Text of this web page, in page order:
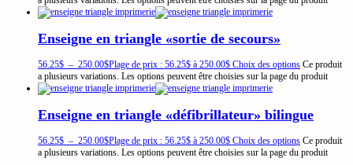
Enseigne en triangle «sortie de secours»
56.25$ – 250.00$Plage de prix : 56.25$ à 250.00$ Choix des options Ce produit
a plusieurs variations. Les options peuvent être choisies sur la page du produit
Enseigne en triangle «défibrillateur» bilingue
56.25$ – 250.00$Plage de prix : 56.25$ à 250.00$ Choix des options Ce produit
a plusieurs variations. Les options peuvent être choisies sur la page du produit